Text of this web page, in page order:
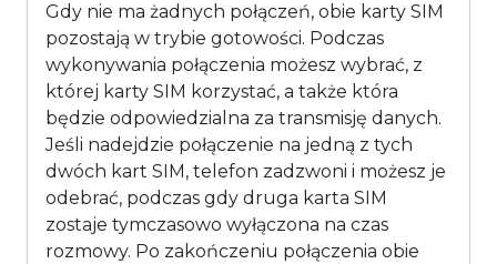
Gdy nie ma żadnych połączeń, obie karty SIM
pozostają w trybie gotowości. Podczas
wykonywania połączenia możesz wybrać, z
której karty SIM korzystać, a także która
będzie odpowiedzialna za transmisję danych.
Jeśli nadejdzie połączenie na jedną z tych
dwóch kart SIM, telefon zadzwoni i możesz je
odebrać, podczas gdy druga karta SIM
zostaje tymczasowo wyłączona na czas
rozmowy. Po zakończeniu połączenia obie